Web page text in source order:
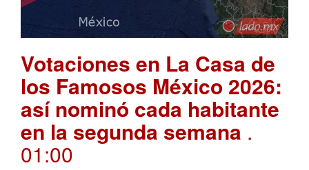
Votaciones en La Casa de
los Famosos México 2026:
así nominó cada habitante
en la segunda semana .
01:00